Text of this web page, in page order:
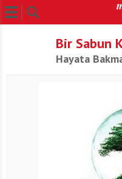
Bir Sabun
Hayata